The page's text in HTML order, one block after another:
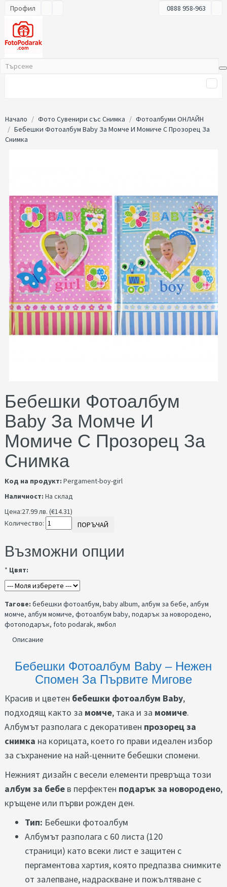
Профил 0888 958-963
Начало Фото Сувенири със Снимка
Фотоалбуми ОНЛАЙН
Бебешки Фотоалбум Baby За Момче И Момиче С Прозорец За
Снимка
Бебешки Фотоалбум
Baby За Момче И
Момиче С Прозорец За
Снимка
Код на продукт: Pergament-boy-girl
Наличност: На склад
Цена:27.99 лв. (€14.31)
Количество:
ПОРЪЧАЙ
Възможни опции
* Цвят:
Тагове: бебешки фотоалбум, baby album, албум за бебе, албум
момче, албум момиче, фотоалбум baby, подарък за новородено,
фотоподарък, foto podarak, ямбол
Описание
Бебешки Фотоалбум Baby – Нежен
Спомен За Първите Мигове
Красив и цветен бебешки фотоалбум Baby,
подходящ както за момче, така и за момиче.
Албумът разполага с декоративен прозорец за
снимка на корицата, което го прави идеален избор
за съхранение на най-ценните бебешки спомени.
Нежният дизайн с весели елементи превръща този
албум за бебе в перфектен подарък за новородено,
кръщене или първи рожден ден.
Тип: Бебешки фотоалбум
Албумът разполага с 60 листа (120
страници) като всеки лист е защитен с
пергаментова хартия, която предпазва снимките
от залепване, надраскване и пожълтяване с